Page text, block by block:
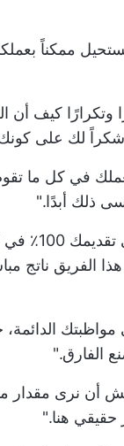
ممكناً
وتكرارًا كيف أن
شكراً لك على كونك
في كل ما
ذلك أبدًا."
8. "شكرًا لك
الفريق ناتج
الدائمة،
الفارق."
أن نرى مقدار
حقيقي هنا."